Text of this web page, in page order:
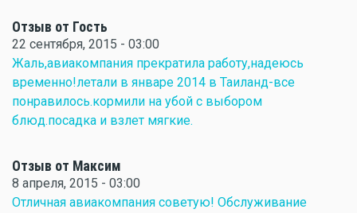
Отзыв от Гость
22 сентября, 2015 - 03:00
Жаль,авиакомпания прекратила работу,надеюсь
временно!летали в январе 2014 в Таиланд-все
понравилось.кормили на убой с выбором
блюд.посадка и взлет мягкие.
Отзыв от Максим
8 апреля, 2015 - 03:00
Отличная авиакомпания советую! Обслуживание